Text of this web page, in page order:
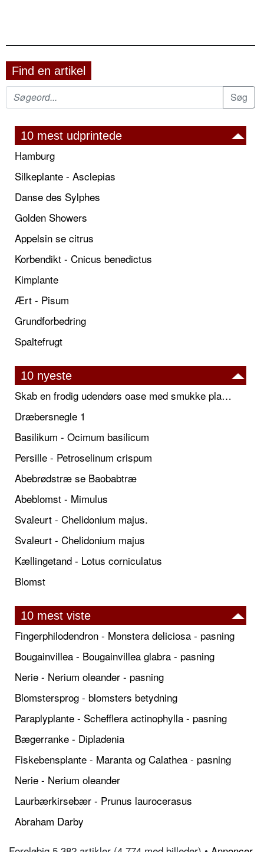
Find en artikel
10 mest udprintede
Hamburg
Silkeplante - Asclepias
Danse des Sylphes
Golden Showers
Appelsin se citrus
Korbendikt - Cnicus benedictus
Kimplante
Ært - Pisum
Grundforbedring
Spaltefrugt
10 nyeste
Skab en frodig udendørs oase med smukke plantekrukker og elegante espalier
Dræbersnegle 1
Basilikum - Ocimum basilicum
Persille - Petroselinum crispum
Abebrødstræ se Baobabtræ
Abeblomst - Mimulus
Svaleurt - Chelidonium majus.
Svaleurt - Chelidonium majus
Kællingetand - Lotus corniculatus
Blomst
10 mest viste
Fingerphilodendron - Monstera deliciosa - pasning
Bougainvillea - Bougainvillea glabra - pasning
Nerie - Nerium oleander - pasning
Blomstersprog - blomsters betydning
Paraplyplante - Schefflera actinophylla - pasning
Bægerranke - Dipladenia
Fiskebensplante - Maranta og Calathea - pasning
Nerie - Nerium oleander
Laurbærkirsebær - Prunus laurocerasus
Abraham Darby